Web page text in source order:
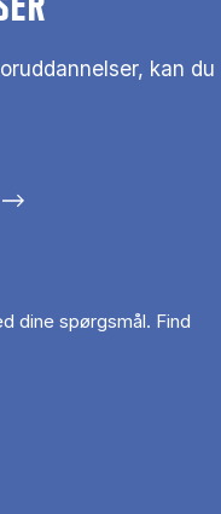
kan du
dine spørgsmål. Find